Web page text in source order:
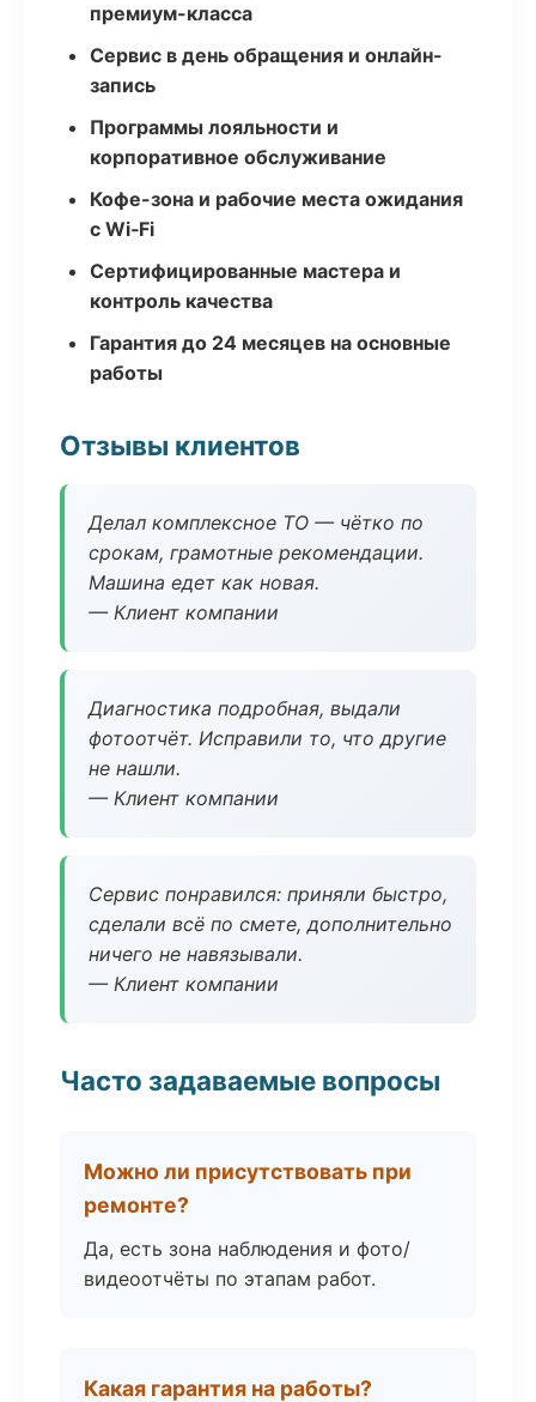
премиум-класса
Сервис в день обращения и онлайн-
запись
Программы лояльности и
корпоративное обслуживание
Кофе-зона и рабочие места ожидания
с Wi‑Fi
Сертифицированные мастера и
контроль качества
Гарантия до 24 месяцев на основные
работы
Отзывы клиентов
Делал комплексное ТО — чётко по
срокам, грамотные рекомендации.
Машина едет как новая.
— Клиент компании
Диагностика подробная, выдали
фотоотчёт. Исправили то, что другие
не нашли.
— Клиент компании
Сервис понравился: приняли быстро,
сделали всё по смете, дополнительно
ничего не навязывали.
— Клиент компании
Часто задаваемые вопросы
Можно ли присутствовать при
ремонте?
Да, есть зона наблюдения и фото/
видеоотчёты по этапам работ.
Какая гарантия на работы?